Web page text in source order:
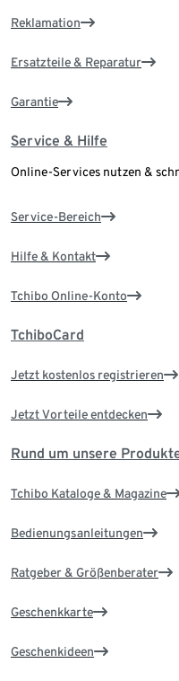
Reklamation
Ersatzteile & Reparatur
Garantie
Service & Hilfe
Online-Services nutzen &
Service-Bereich
Hilfe & Kontakt
Tchibo Online-Konto
TchiboCard
Jetzt kostenlos registrieren
Jetzt Vorteile entdecken
Rund um unsere
Tchibo Kataloge & Magazine
Bedienungsanleitungen
Ratgeber & Größenberater
Geschenkkarte
Geschenkideen